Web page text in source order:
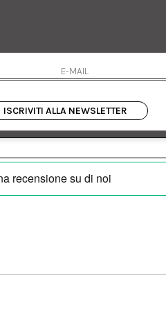
Termini e condizioni
Condizioni di vendita
Spedizione
Facebook
ISCRIVITI ALLA NEWSLETTER